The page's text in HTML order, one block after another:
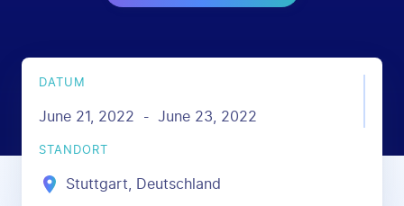
DATUM
June 21, 2022 - June 23, 2022
STANDORT
Stuttgart, Deutschland